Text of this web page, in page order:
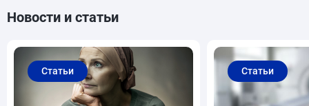
Новости и статьи
Статьи Статьи